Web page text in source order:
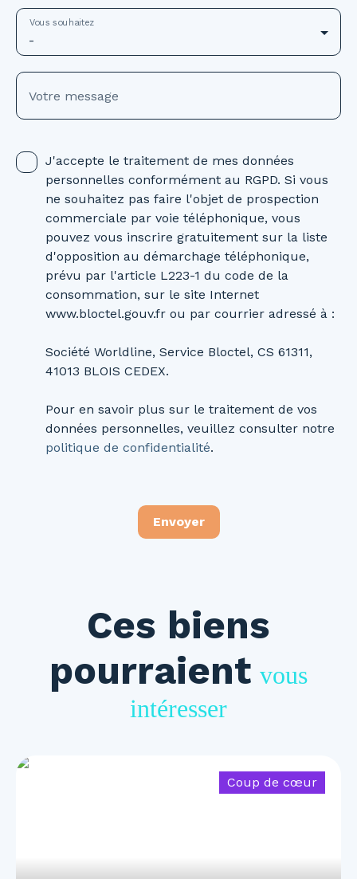
-
Vous souhaitez
Votre message
J'accepte le traitement de mes données
personnelles conformément au RGPD. Si vous
ne souhaitez pas faire l'objet de prospection
commerciale par voie téléphonique, vous
pouvez vous inscrire gratuitement sur la liste
d'opposition au démarchage téléphonique,
prévu par l'article L223-1 du code de la
consommation, sur le site Internet
www.bloctel.gouv.fr ou par courrier adressé à :
Société Worldline, Service Bloctel, CS 61311,
41013 BLOIS CEDEX.
Pour en savoir plus sur le traitement de vos
données personnelles, veuillez consulter notre
politique de confidentialité.
Envoyer
Ces biens
pourraient vous
intéresser
Coup de cœur